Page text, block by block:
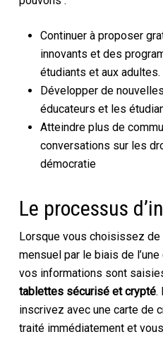
Continuer à proposer
innovants et des
étudiants et aux adultes.
Développer de
éducateurs et les
Atteindre plus de
conversations sur les
démocratie
Le processus
Lorsque vous choisissez de
mensuel par le biais de
vos informations sont
tablettes sécurisé et crypté.
inscrivez avec une carte de
traité immédiatement et